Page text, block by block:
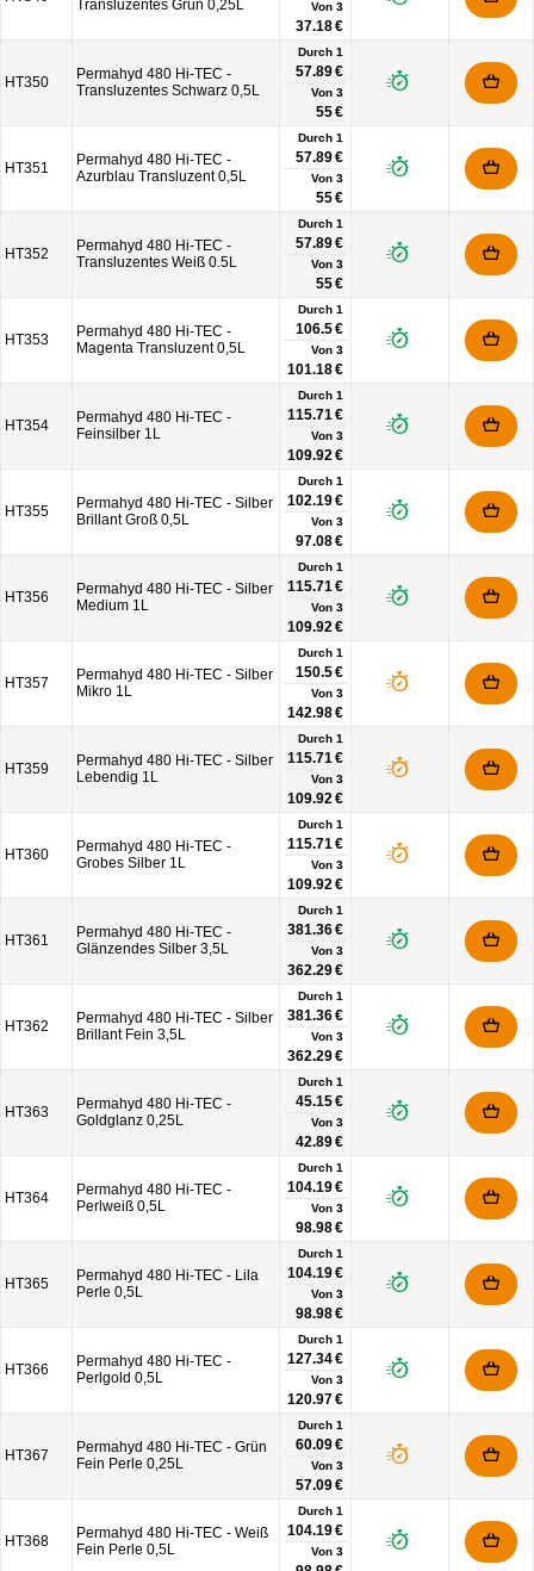
Transluzentes Grün 0,25L
Von 3
37.18 €
HT350
Permahyd 480 Hi-TEC -
Transluzentes Schwarz 0,5L
Durch 1
57.89 €
Von 3
55 €
HT351
Permahyd 480 Hi-TEC -
Azurblau Transluzent 0,5L
Durch 1
57.89 €
Von 3
55 €
HT352
Permahyd 480 Hi-TEC -
Transluzentes Weiß 0.5L
Durch 1
57.89 €
Von 3
55 €
HT353
Permahyd 480 Hi-TEC -
Magenta Transluzent 0,5L
Durch 1
106.5 €
Von 3
101.18 €
HT354
Permahyd 480 Hi-TEC -
Feinsilber 1L
Durch 1
115.71 €
Von 3
109.92 €
HT355
Permahyd 480 Hi-TEC - Silber
Brillant Groß 0,5L
Durch 1
102.19 €
Von 3
97.08 €
HT356
Permahyd 480 Hi-TEC - Silber
Medium 1L
Durch 1
115.71 €
Von 3
109.92 €
HT357
Permahyd 480 Hi-TEC - Silber
Mikro 1L
Durch 1
150.5 €
Von 3
142.98 €
HT359
Permahyd 480 Hi-TEC - Silber
Lebendig 1L
Durch 1
115.71 €
Von 3
109.92 €
HT360
Permahyd 480 Hi-TEC -
Grobes Silber 1L
Durch 1
115.71 €
Von 3
109.92 €
HT361
Permahyd 480 Hi-TEC -
Glänzendes Silber 3,5L
Durch 1
381.36 €
Von 3
362.29 €
HT362
Permahyd 480 Hi-TEC - Silber
Brillant Fein 3,5L
Durch 1
381.36 €
Von 3
362.29 €
HT363
Permahyd 480 Hi-TEC -
Goldglanz 0,25L
Durch 1
45.15 €
Von 3
42.89 €
HT364
Permahyd 480 Hi-TEC -
Perlweiß 0,5L
Durch 1
104.19 €
Von 3
98.98 €
HT365
Permahyd 480 Hi-TEC - Lila
Perle 0,5L
Durch 1
104.19 €
Von 3
98.98 €
HT366
Permahyd 480 Hi-TEC -
Perlgold 0,5L
Durch 1
127.34 €
Von 3
120.97 €
HT367
Permahyd 480 Hi-TEC - Grün
Fein Perle 0,25L
Durch 1
60.09 €
Von 3
57.09 €
HT368
Permahyd 480 Hi-TEC - Weiß
Fein Perle 0,5L
Durch 1
104.19 €
Von 3